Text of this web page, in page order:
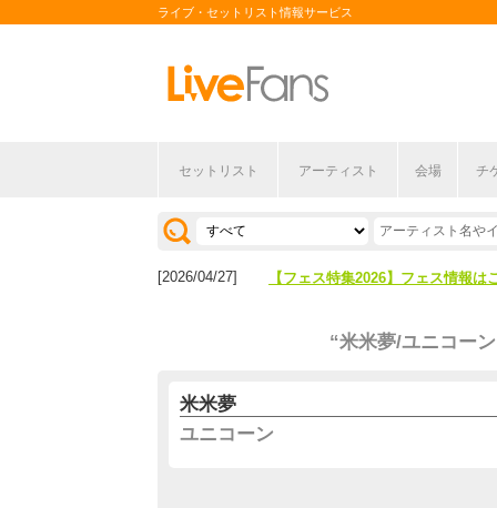
ライブ・セットリスト情報サービス
セットリスト アーティスト 会場 チ
[2026/07/28] 【ライブ動員ランキング】2026年
[2026/04/27] 【フェス特集2026】フェス情報は
“米米夢/ユニコー
米米夢
ユニコーン